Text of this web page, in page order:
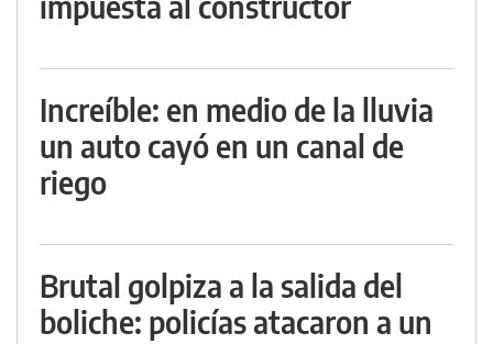
Increíble: en medio de la lluvia
un auto cayó en un canal de
riego
Brutal golpiza a la salida del
boliche: policías atacaron a un